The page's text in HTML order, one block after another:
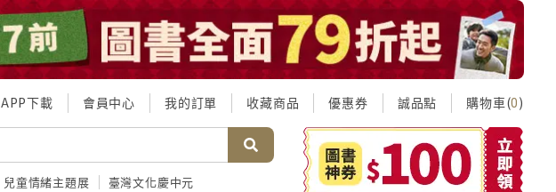
APP下載 會員中心 我的訂單 收藏商品 優惠券 誠品點 購物車(0)
兒童情緒主題展 臺灣文化慶中元